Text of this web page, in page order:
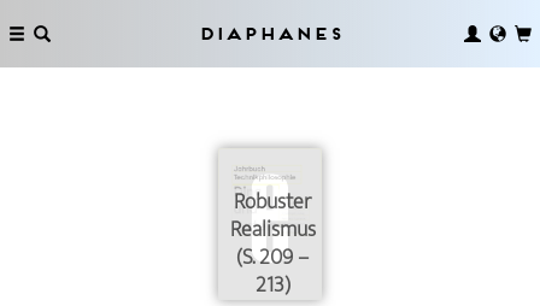
Diaphanes
Robuster
Realismus
(S. 209 –
213)